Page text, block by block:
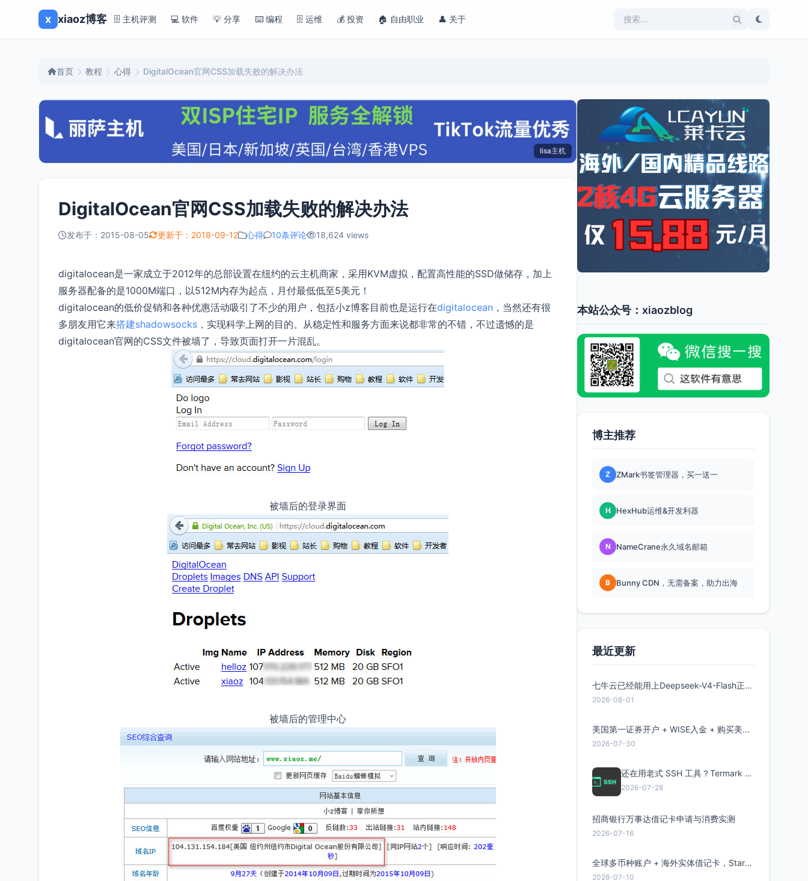
x xiaoz博客 🗄️ 主机评测 💻 软件 💡 分享 ⌨️ 编程 🗄️ 运维 💰 投资 🏠 自由职业 👤 关于
首页 教程 心得 DigitalOcean官网CSS加载失败的解决办法
lisa主机
DigitalOcean官网CSS加载失败的解决办法
发布于：2015-08-05 更新于：2018-09-12 心得 10条评论 18,624 views
digitalocean是一家成立于2012年的总部设置在纽约的云主机商家，采用KVM虚拟，配置高性能的SSD做储存，加上
服务器配备的是1000M端口，以512M内存为起点，月付最低低至5美元！
digitalocean的低价促销和各种优惠活动吸引了不少的用户，包括小z博客目前也是运行在digitalocean ，当然还有很
多朋友用它来搭建shadowsocks ，实现科学上网的目的。从稳定性和服务方面来说都非常的不错，不过遗憾的是
digitalocean官网的CSS文件被墙了，导致页面打开一片混乱。
被墙后的登录界面
被墙后的管理中心
本站公众号：xiaozblog
博主推荐
Z ZMark书签管理器，买一送一
H HexHub运维&开发利器
N NameCrane永久域名邮箱
B Bunny CDN，无需备案，助力出海
最近更新
七牛云已经能用上Deepseek-V4-Flash正式版了，点此领取300万Token
2026-08-01
美国第一证券开户 + WISE入金 + 购买美股全流程分享
2026-07-30
还在用老式 SSH 工具？Termark 新一代跨平台智能SSH客户端了解一下
2026-07-28
招商银行万事达借记卡申请与消费实测
2026-07-16
全球多币种账户 + 海外实体借记卡，Starryblu开户教程与注意事项
2026-07-10